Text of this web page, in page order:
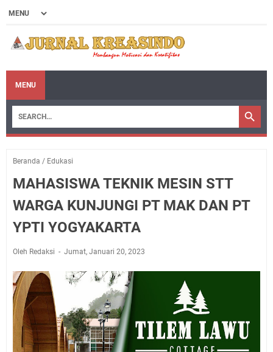
MENU
Beranda / Edukasi
MAHASISWA TEKNIK MESIN STT
WARGA KUNJUNGI PT MAK DAN PT
YPTI YOGYAKARTA
Oleh Redaksi Jumat, Januari 20, 2023